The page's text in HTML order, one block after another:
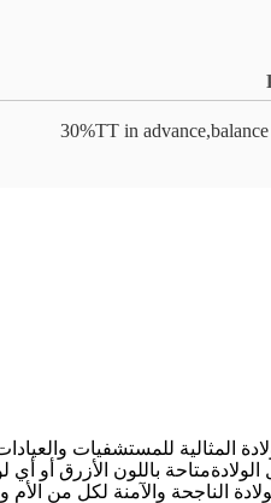
30%TT in
الولادةمتاحة باللون الأزرق
الناجحة والآمنة لكل من